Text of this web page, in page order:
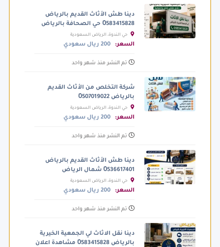
دينا طش الأثاث القديم بالرياض
0َ583415828 حي الصحافة بالرياض
السعر: 200 ريال سعودي
تم النشر منذ شهر واحد
شركة التخلص من الأثاث القديم
بالرياض 0َ507019022
السعر: 200 ريال سعودي
تم النشر منذ شهر واحد
دينا طش الأثاث القديم بالرياض
0َ536617401 شمال الرياض
السعر: 200 ريال سعودي
تم النشر منذ شهر واحد
دينا نقل الاثاث لي الجمعية الخيرية
بالرياض 0َ583415828 مشاهدة اعلان